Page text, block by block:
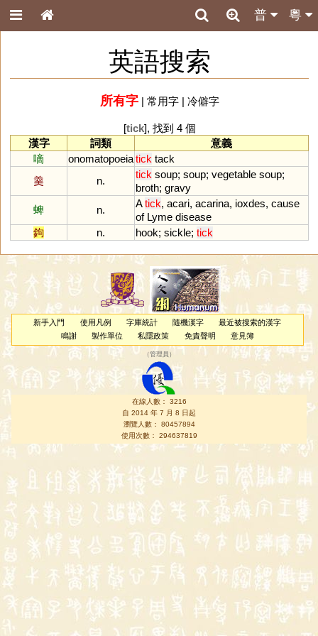
粵
普
英語搜索
所有字| 常用字| 冷僻字
[tick], 找到 4 個
漢字
詞類
意義
嘀
onomatopoeiatick tack
羹
n.
tick soup; soup; vegetable soup;
broth; gravy
蜱
n.
A tick, acari, acarina, ioxdes, cause
of Lyme disease
鉤
n. hook; sickle; tick
新手入門 使用凡例 字庫統計 隨機漢字
最近被搜索的漢字
鳴謝
製作單位 私隱政策 免責聲明 意見簿
（管理員 ）
在線人數： 3216
自 2014 年 7 月 8 日起
瀏覽人數： 80457894
使用次數： 294637819